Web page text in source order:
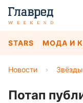
STARS МОДА И
Новости › Звёзды
Потап